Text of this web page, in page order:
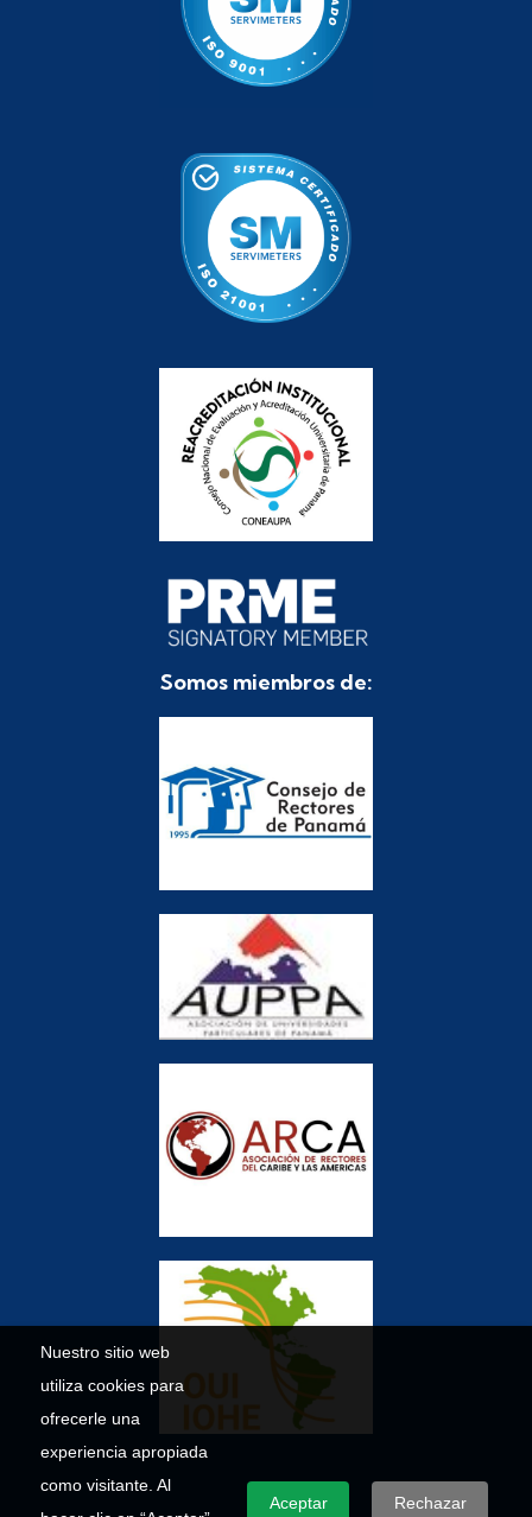
Nuestro sitio web
utiliza cookies para
ofrecerle una
experiencia apropiada
como visitante. Al
Aceptar Rechazar
Somos miembros de: